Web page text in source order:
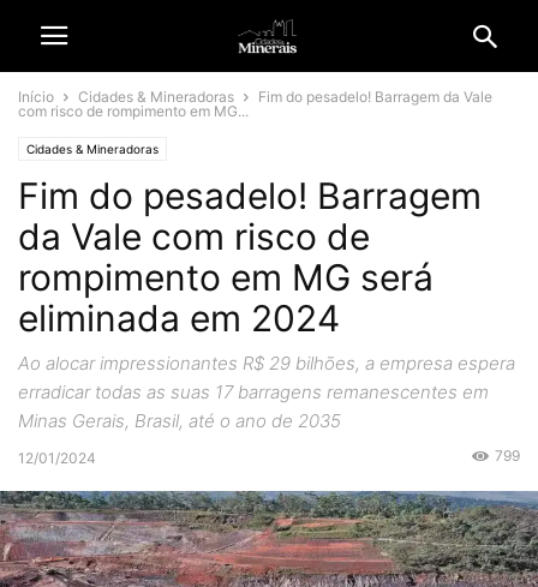
Início Cidades & Mineradoras
Fim do pesadelo! Barragem da Vale
com risco de rompimento em MG...
Cidades & Mineradoras
Fim do pesadelo! Barragem
da Vale com risco de
rompimento em MG será
eliminada em 2024
Ao alocar impressionantes R$ 29 bilhões, a empresa espera
erradicar todas as suas 17 barragens remanescentes em
Minas Gerais, Brasil, até o ano de 2035
12/01/2024 799